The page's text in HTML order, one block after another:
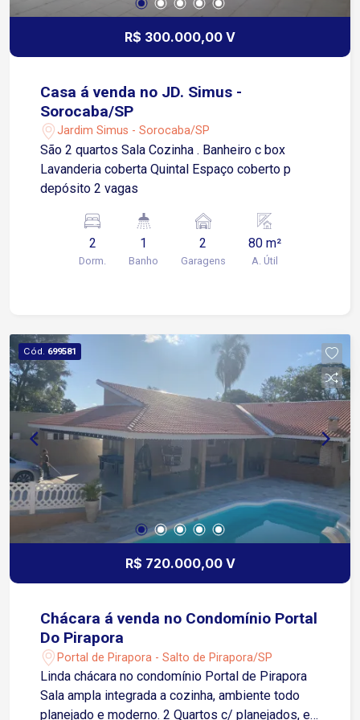
R$ 300.000,00 V
Casa á venda no JD. Simus -
Sorocaba/SP
Jardim Simus - Sorocaba/SP
São 2 quartos Sala Cozinha . Banheiro c box
Lavanderia coberta Quintal Espaço coberto p
depósito 2 vagas
2
Dorm.
1
Banho
2
Garagens
80 m²
A. Útil
Cód. 699581
R$ 720.000,00 V
Chácara á venda no Condomínio Portal
Do Pirapora
Portal de Pirapora - Salto de Pirapora/SP
Linda chácara no condomínio Portal de Pirapora
Sala ampla integrada a cozinha, ambiente todo
planejado e moderno. 2 Quartos c/ planejados, e